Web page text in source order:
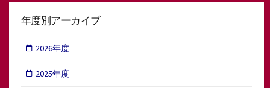
年度別アーカイブ
2026年度
2025年度